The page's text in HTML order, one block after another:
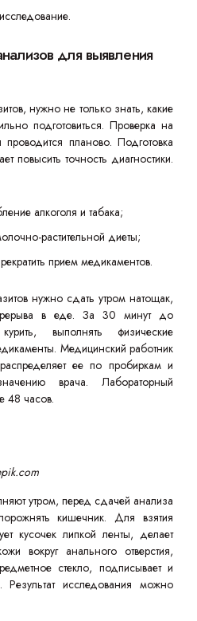
для выявления
нужно не только знать, какие
подготовиться. Проверка на
планово. Подготовка
повысить точность диагностики.
алкоголя и табака;
растительной диеты;
прием медикаментов.
нужно сдать утром натощак,
в еде. За 30 минут до
выполнять физические
Медицинский работник
ее по пробиркам и
врача. Лабораторный
48 часов.
утром, перед сдачей анализа
кишечник. Для взятия
кусочек липкой ленты, делает
вокруг анального отверстия,
стекло, подписывает и
Результат исследования можно